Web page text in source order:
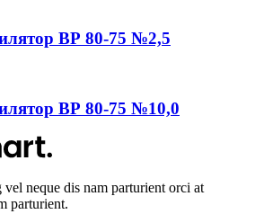
ВР 80-75 №2,5
ВР 80-75 №10,0
neque dis nam parturient orci at
parturient.